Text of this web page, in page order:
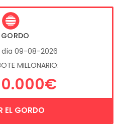
GORDO
día 09-08-2026
MILLONARIO:
EL GORDO